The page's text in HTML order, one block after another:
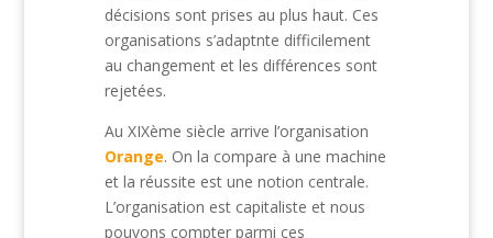
décisions sont prises au plus haut. Ces
organisations s’adaptnte difficilement
au changement et les différences sont
rejetées.
Au XIXème siècle arrive l’organisation
Orange. On la compare à une machine
et la réussite est une notion centrale.
L’organisation est capitaliste et nous
pouvons compter parmi ces